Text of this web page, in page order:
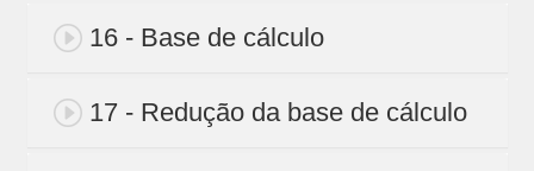
16 - Base de cálculo
17 - Redução da base de cálculo